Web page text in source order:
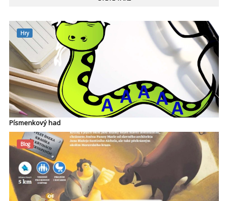
Hry
Písmenkový had
Blog